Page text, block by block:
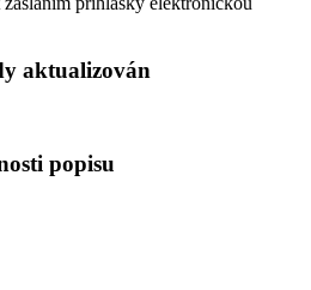
aktualizován
popisu